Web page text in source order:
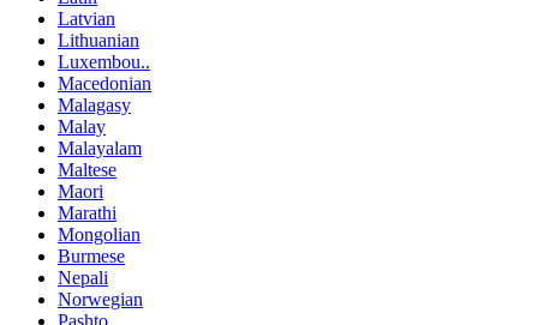
Latvian
Lithuanian
Luxembou..
Macedonian
Malagasy
Malay
Malayalam
Maltese
Maori
Marathi
Mongolian
Burmese
Nepali
Norwegian